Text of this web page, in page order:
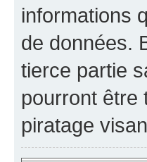
informations
de données.
tierce partie
pourront être
piratage